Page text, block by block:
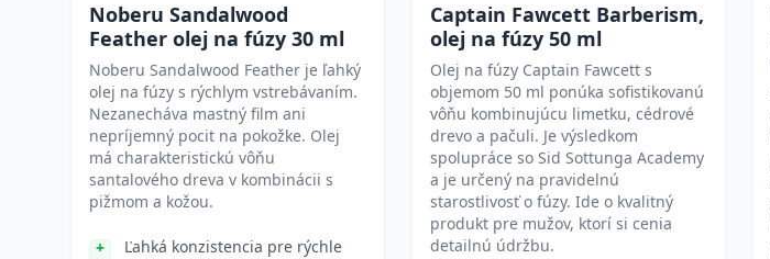
Noberu Sandalwood
Feather olej na fúzy 30 ml
Noberu Sandalwood Feather je ľahký
olej na fúzy s rýchlym vstrebávaním.
Nezanecháva mastný film ani
nepríjemný pocit na pokožke. Olej
má charakteristickú vôňu
santalového dreva v kombinácii s
pižmom a kožou.
Ľahká konzistencia pre rýchle
Captain Fawcett Barberism,
olej na fúzy 50 ml
Olej na fúzy Captain Fawcett s
objemom 50 ml ponúka sofistikovanú
vôňu kombinujúcu limetku, cédrové
drevo a pačuli. Je výsledkom
spolupráce so Sid Sottunga Academy
a je určený na pravidelnú
starostlivosť o fúzy. Ide o kvalitný
produkt pre mužov, ktorí si cenia
detailnú údržbu.